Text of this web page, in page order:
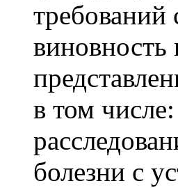
требований
виновность
в том
болезни с